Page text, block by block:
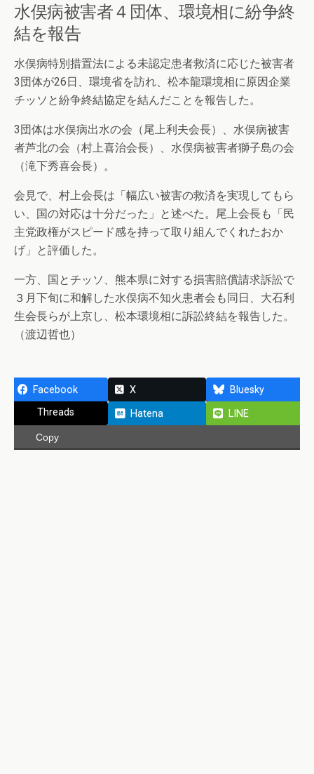
水俣病被害者４団体、環境相に紛争終
結を報告
水俣病特別措置法による未認定患者救済に応じた被害者
3団体が26日、環境省を訪れ、松本龍環境相に原因企業
チッソと紛争終結協定を結んだことを報告した。
3団体は水俣病出水の会（尾上利夫会長）、水俣病被害
者芦北の会（村上喜治会長）、水俣病被害者獅子島の会
（滝下秀喜会長）。
会見で、村上会長は「幅広い被害の救済を実現してもら
い、国の対応は十分だった」と述べた。尾上会長も「民
主党政権がスピード感を持って取り組んでくれたおか
げ」と評価した。
一方、国とチッソ、熊本県に対する損害賠償請求訴訟で
３月下旬に和解した水俣病不知火患者会も同日、大石利
生会長らが上京し、松本環境相に訴訟終結を報告した。
（渡辺哲也）
Facebook X
Bluesky
Threads
Hatena LINE
Copy